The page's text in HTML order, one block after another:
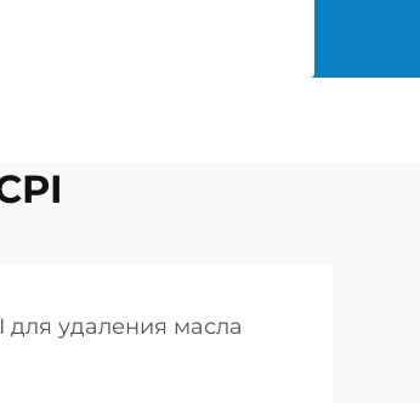
для удаления масла